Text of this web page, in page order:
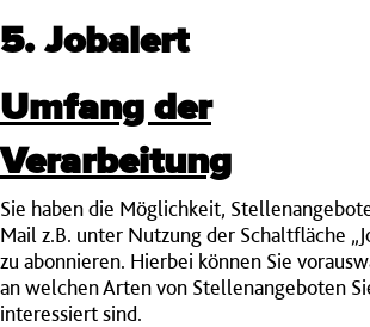
5. Jobalert
Umfang der
Verarbeitung
Sie haben die Möglichkeit,
Mail z.B. unter Nutzung der Schaltfläche
zu abonnieren. Hierbei können Sie
an welchen Arten von Stellenangeboten
interessiert sind.